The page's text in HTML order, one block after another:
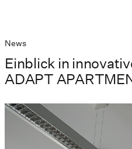
News
Einblick in
ADAPT